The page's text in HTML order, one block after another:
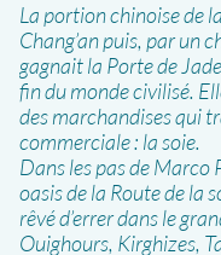
La portion chinoise de
Chang’an puis, par un
gagnait la Porte de
fin du monde civilisé.
des marchandises qui
commerciale : la soie.
Dans les pas de Marco
oasis de la Route de la
rêvé d’errer dans le
Ouighours, Kirghizes,